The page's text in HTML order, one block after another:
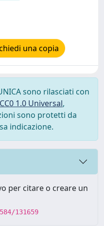
una copia
sono rilasciati con
1.0 Universal,
sono protetti da
indicazione.
per citare o creare un
131659